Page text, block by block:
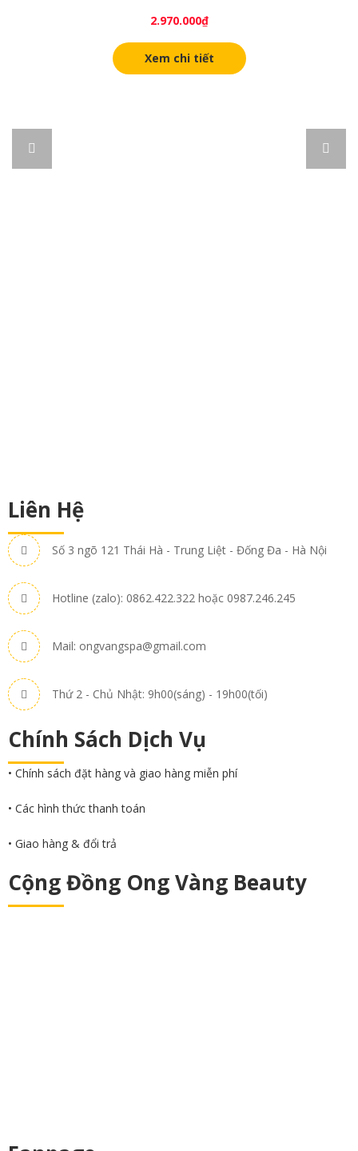
2.970.000₫
Xem chi tiết
Liên Hệ
Số 3 ngõ 121 Thái Hà - Trung Liệt - Đống Đa - Hà Nội
Hotline (zalo): 0862.422.322 hoặc 0987.246.245
Mail: ongvangspa@gmail.com
Thứ 2 - Chủ Nhật: 9h00(sáng) - 19h00(tối)
Chính Sách Dịch Vụ
• Chính sách đặt hàng và giao hàng miễn phí
• Các hình thức thanh toán
• Giao hàng & đổi trả
Cộng Đồng Ong Vàng Beauty